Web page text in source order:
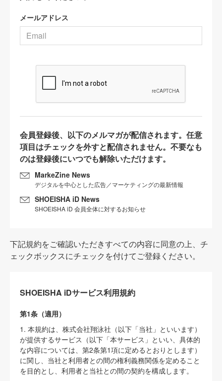
メールアドレス
会員登録後、以下のメルマガが配信されます。任意
項目はチェックを外すと配信されません。不要なも
のは登録後にいつでも解除いただけます。
MarkeZine News
デジタルを中心とした広告／マーケティングの最新情報
SHOEISHA iD News
SHOEISHA iD 会員全体に対するお知らせ
下記規約をご確認いただきすべての内容に同意の上、チ
ェックボックスにチェックを付けてご登録ください。
SHOEISHA iDサービス利用規約
第1条（適用）
1. 本規約は、株式会社翔泳社（以下「当社」といいます）
が提供するサービス（以下「本サービス」といい、具体的
な内容については、第2条第1項に定めるとおりとします）
に関し、当社と利用者との間の権利義務関係を定めること
を目的とし、利用者と当社との間の契約を構成します。